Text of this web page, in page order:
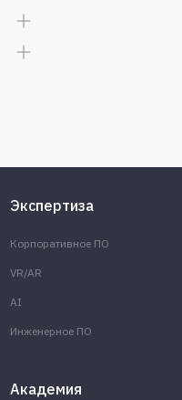
Экспертиза
Корпоративное ПО
VR/AR
AI
Инженерное ПО
Академия